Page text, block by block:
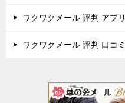
ワクワクメール 評判 アプリ
ワクワクメール 評判 口コミ